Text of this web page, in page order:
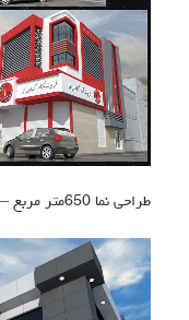
طراحی نما 650متر مربع – پروژه شرکت بهروز